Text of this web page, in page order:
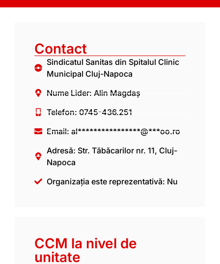
Contact
Sindicatul Sanitas din Spitalul Clinic
Municipal Cluj-Napoca
Nume Lider: Alin Magdaș
Telefon: 0745-436.251
Email: al****************@***oo.ro
Adresă: Str. Tăbăcarilor nr. 11, Cluj-
Napoca
Organizația este reprezentativă: Nu
CCM la nivel de
unitate